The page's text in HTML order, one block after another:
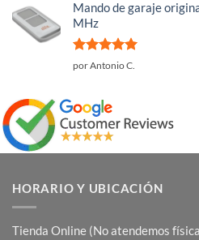
Mando de garaje
MHz
Valorado
por Antonio C.
HORARIO Y UBICACIÓN
Tienda Online (No atendemos